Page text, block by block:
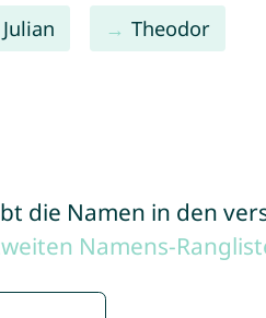
Julian Theodor
die Namen in den
Namens-